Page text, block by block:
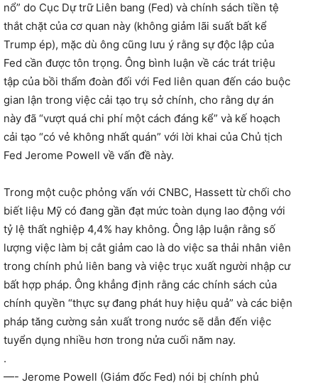
nổ” do Cục Dự trữ Liên bang (Fed) và chính sách tiền tệ
thắt chặt của cơ quan này (không giảm lãi suất bất kể
Trump ép), mặc dù ông cũng lưu ý rằng sự độc lập của
Fed cần được tôn trọng. Ông bình luận về các trát triệu
tập của bồi thẩm đoàn đối với Fed liên quan đến cáo buộc
gian lận trong việc cải tạo trụ sở chính, cho rằng dự án
này đã “vượt quá chi phí một cách đáng kể” và kế hoạch
cải tạo “có vẻ không nhất quán” với lời khai của Chủ tịch
Fed Jerome Powell về vấn đề này.
Trong một cuộc phỏng vấn với CNBC, Hassett từ chối cho
biết liệu Mỹ có đang gần đạt mức toàn dụng lao động với
tỷ lệ thất nghiệp 4,4% hay không. Ông lập luận rằng số
lượng việc làm bị cắt giảm cao là do việc sa thải nhân viên
trong chính phủ liên bang và việc trục xuất người nhập cư
bất hợp pháp. Ông khẳng định rằng các chính sách của
chính quyền “thực sự đang phát huy hiệu quả” và các biện
pháp tăng cường sản xuất trong nước sẽ dẫn đến việc
tuyển dụng nhiều hơn trong nửa cuối năm nay.
.
—- Jerome Powell (Giám đốc Fed) nói bị chính phủ